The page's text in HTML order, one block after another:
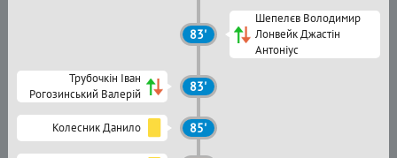
83'
Шепелєв Володимир
Лонвейк Джастін
Антоніус
Трубочкін Іван
Рогозинський Валерій
83'
Колесник Данило 85'